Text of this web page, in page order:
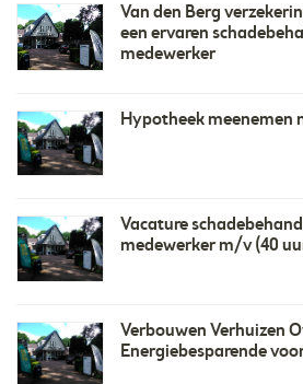
Van den Berg
een ervaren
medewerker
Hypotheek meenemen
Vacature
medewerker m/v (40
Verbouwen Verhuizen
Energiebesparende